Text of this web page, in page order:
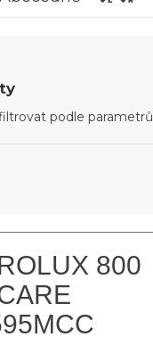
podle parametrů
800